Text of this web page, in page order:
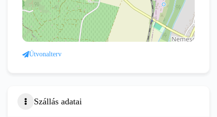
Útvonalterv
Szállás adatai